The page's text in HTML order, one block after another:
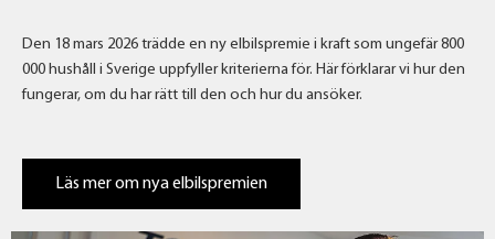
Den 18 mars 2026 trädde en ny elbilspremie i kraft som ungefär 800
000 hushåll i Sverige uppfyller kriterierna för. Här förklarar vi hur den
fungerar, om du har rätt till den och hur du ansöker.
Läs mer om nya elbilspremien